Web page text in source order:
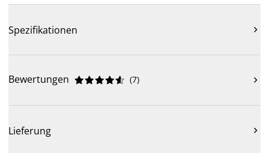
Spezifikationen 
Bewertungen 




 (7) 
Lieferung 